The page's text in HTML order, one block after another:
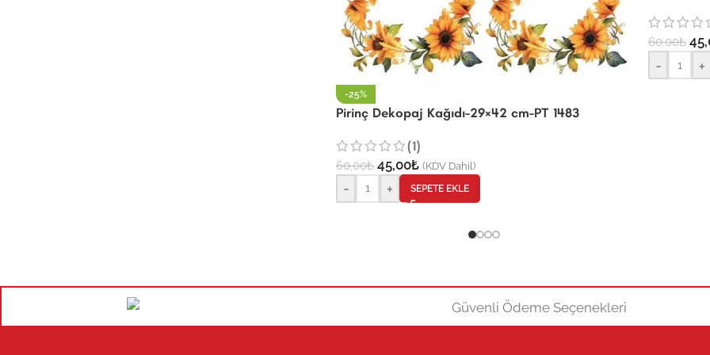
-25%
Pirinç Dekopaj Kağıdı-29×42 cm-PT 1483
(1)
60,00₺ 45,00₺ (KDV Dahil)
- + SEPETE EKLE
60,00₺
- +